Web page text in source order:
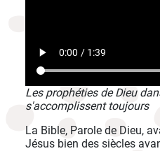
Les prophéties de Dieu
s'accomplissent toujours
La Bible, Parole de Dieu,
Jésus bien des siècles